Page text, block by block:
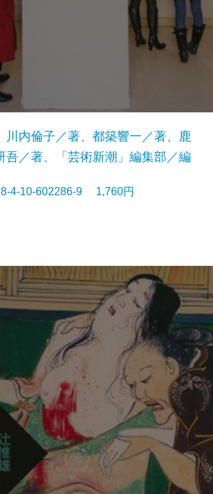
川内倫子／著、都築響一／著、鹿
吾／著、「芸術新潮」編集部／編
4-10-602286-9 1,760円